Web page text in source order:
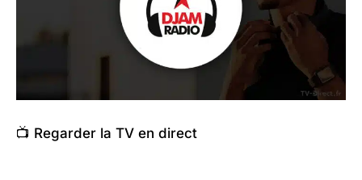
📺 Regarder la TV en direct